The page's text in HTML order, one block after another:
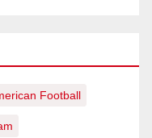
Football